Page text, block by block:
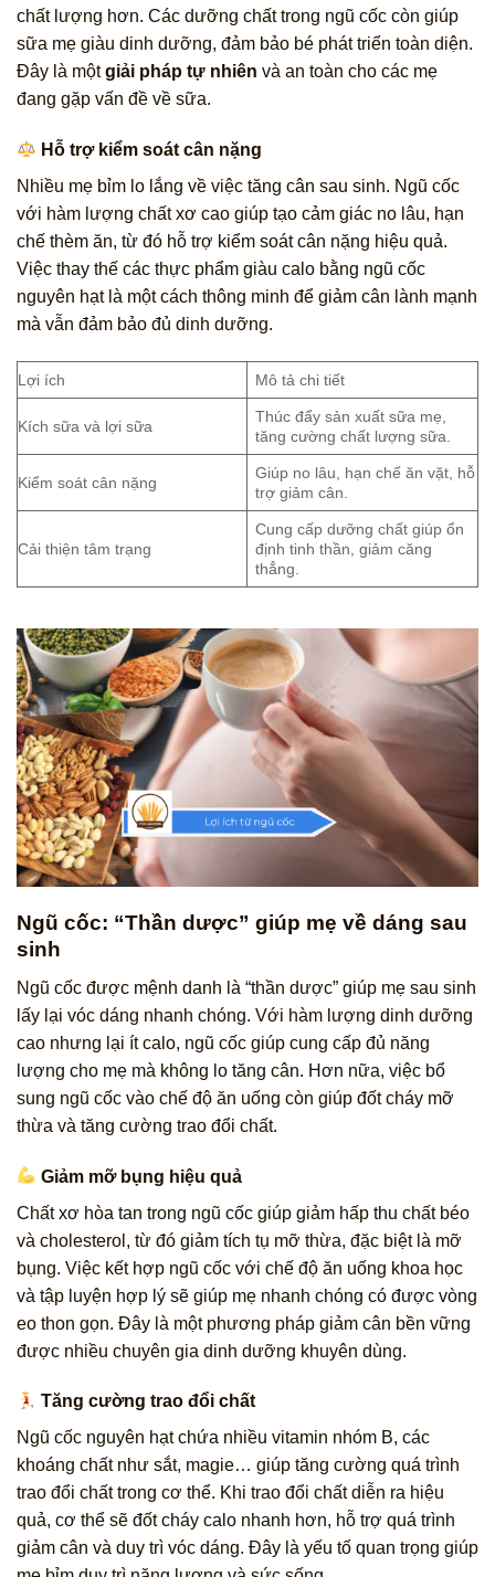
chất lượng hơn. Các dưỡng chất trong ngũ cốc còn giúp
sữa mẹ giàu dinh dưỡng, đảm bảo bé phát triển toàn diện.
Đây là mộtgiải pháp tự nhiên và an toàn cho các mẹ
đang gặp vấn đề về sữa.
Hỗ trợ kiểm soát cân nặng
Nhiều mẹ bỉm lo lắng về việc tăng cân sau sinh. Ngũ cốc
với hàm lượng chất xơ cao giúp tạo cảm giác no lâu, hạn
chế thèm ăn, từ đó hỗ trợ kiểm soát cân nặng hiệu quả.
Việc thay thế các thực phẩm giàu calo bằng ngũ cốc
nguyên hạt là một cách thông minh để giảm cân lành mạnh
mà vẫn đảm bảo đủ dinh dưỡng.
Lợi ích Mô tả chi tiết
Kích sữa và lợi sữa
Thúc đẩy sản xuất sữa mẹ,
tăng cường chất lượng sữa.
Kiểm soát cân nặng
Giúp no lâu, hạn chế ăn vặt, hỗ
trợ giảm cân.
Cải thiện tâm trạng
Cung cấp dưỡng chất giúp ổn
định tinh thần, giảm căng
thẳng.
Ngũ cốc: “Thần dược” giúp mẹ về dáng sau
sinh
Ngũ cốc được mệnh danh là “thần dược” giúp mẹ sau sinh
lấy lại vóc dáng nhanh chóng. Với hàm lượng dinh dưỡng
cao nhưng lại ít calo, ngũ cốc giúp cung cấp đủ năng
lượng cho mẹ mà không lo tăng cân. Hơn nữa, việc bổ
sung ngũ cốc vào chế độ ăn uống còn giúp đốt cháy mỡ
thừa và tăng cường trao đổi chất.
Giảm mỡ bụng hiệu quả
Chất xơ hòa tan trong ngũ cốc giúp giảm hấp thu chất béo
và cholesterol, từ đó giảm tích tụ mỡ thừa, đặc biệt là mỡ
bụng. Việc kết hợp ngũ cốc với chế độ ăn uống khoa học
và tập luyện hợp lý sẽ giúp mẹ nhanh chóng có được vòng
eo thon gọn. Đây là một phương pháp giảm cân bền vững
được nhiều chuyên gia dinh dưỡng khuyên dùng.
Tăng cường trao đổi chất
Ngũ cốc nguyên hạt chứa nhiều vitamin nhóm B, các
khoáng chất như sắt, magie… giúp tăng cường quá trình
trao đổi chất trong cơ thể. Khi trao đổi chất diễn ra hiệu
quả, cơ thể sẽ đốt cháy calo nhanh hơn, hỗ trợ quá trình
giảm cân và duy trì vóc dáng. Đây là yếu tố quan trọng giúp